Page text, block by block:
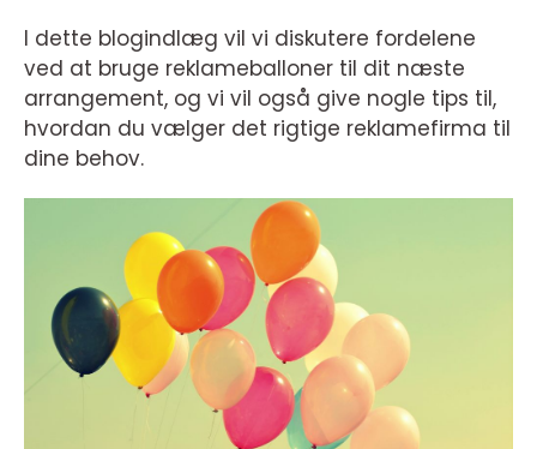
I dette blogindlæg vil vi diskutere fordelene
ved at bruge reklameballoner til dit næste
arrangement, og vi vil også give nogle tips til,
hvordan du vælger det rigtige reklamefirma til
dine behov.